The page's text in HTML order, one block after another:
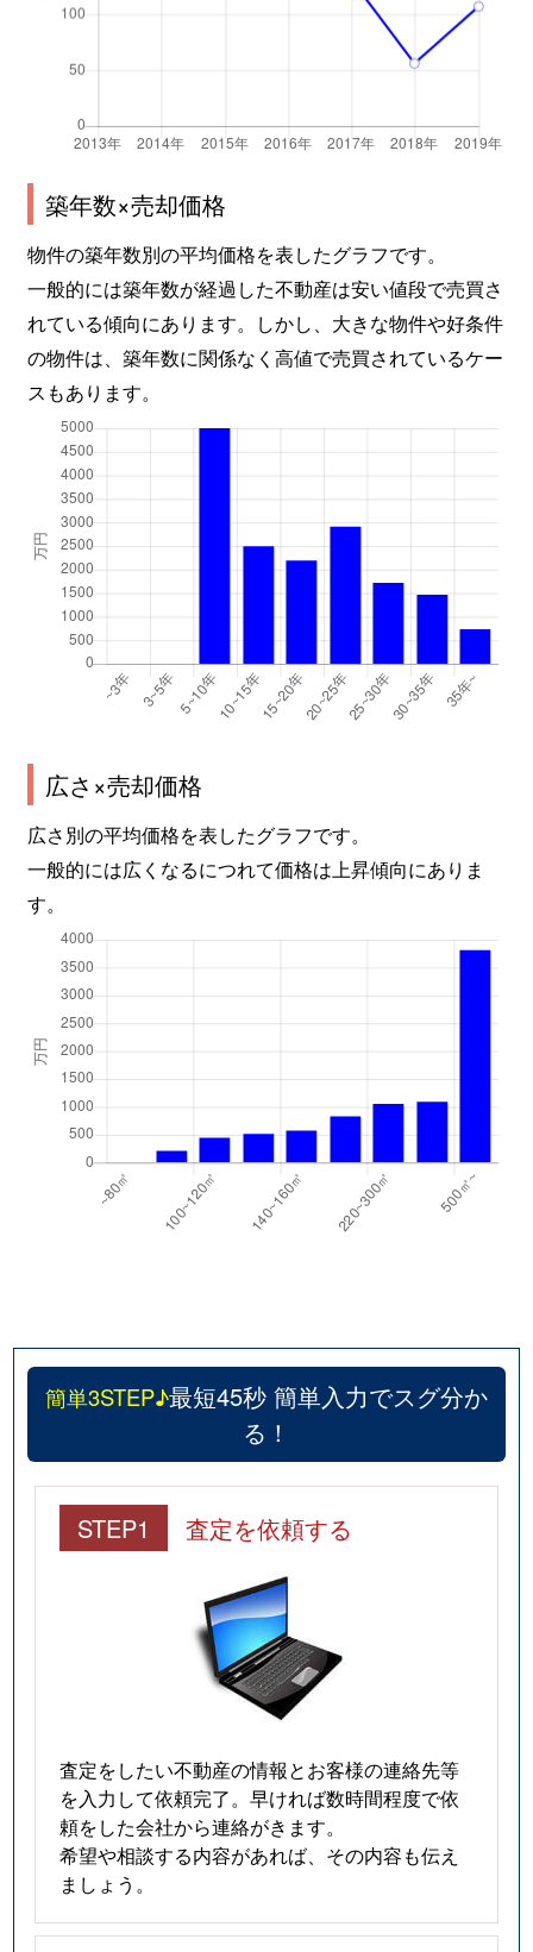
築年数×売却価格
物件の築年数別の平均価格を表したグラフです。
一般的には築年数が経過した不動産は安い値段で売買さ
れている傾向にあります。しかし、大きな物件や好条件
の物件は、築年数に関係なく高値で売買されているケー
スもあります。
広さ×売却価格
広さ別の平均価格を表したグラフです。
一般的には広くなるにつれて価格は上昇傾向にありま
す。
簡単3STEP♪最短45秒 簡単入力でスグ分か
る！
STEP1 査定を依頼する
査定をしたい不動産の情報とお客様の連絡先等
を入力して依頼完了。早ければ数時間程度で依
頼をした会社から連絡がきます。
希望や相談する内容があれば、その内容も伝え
ましょう。